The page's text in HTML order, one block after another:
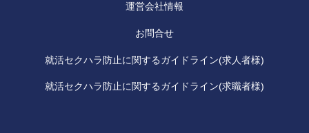
運営会社情報
お問合せ
就活セクハラ防止に関するガイドライン(求人者様)
就活セクハラ防止に関するガイドライン(求職者様)